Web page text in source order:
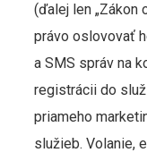
(ďalej len „Zákon
právo oslovovať
a SMS správ na
registrácii do
priameho
služieb. Volanie,